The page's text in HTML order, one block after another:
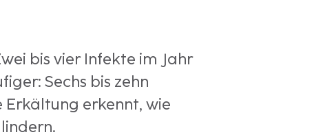
bis vier Infekte im Jahr
Sechs bis zehn
Erkältung erkennt, wie